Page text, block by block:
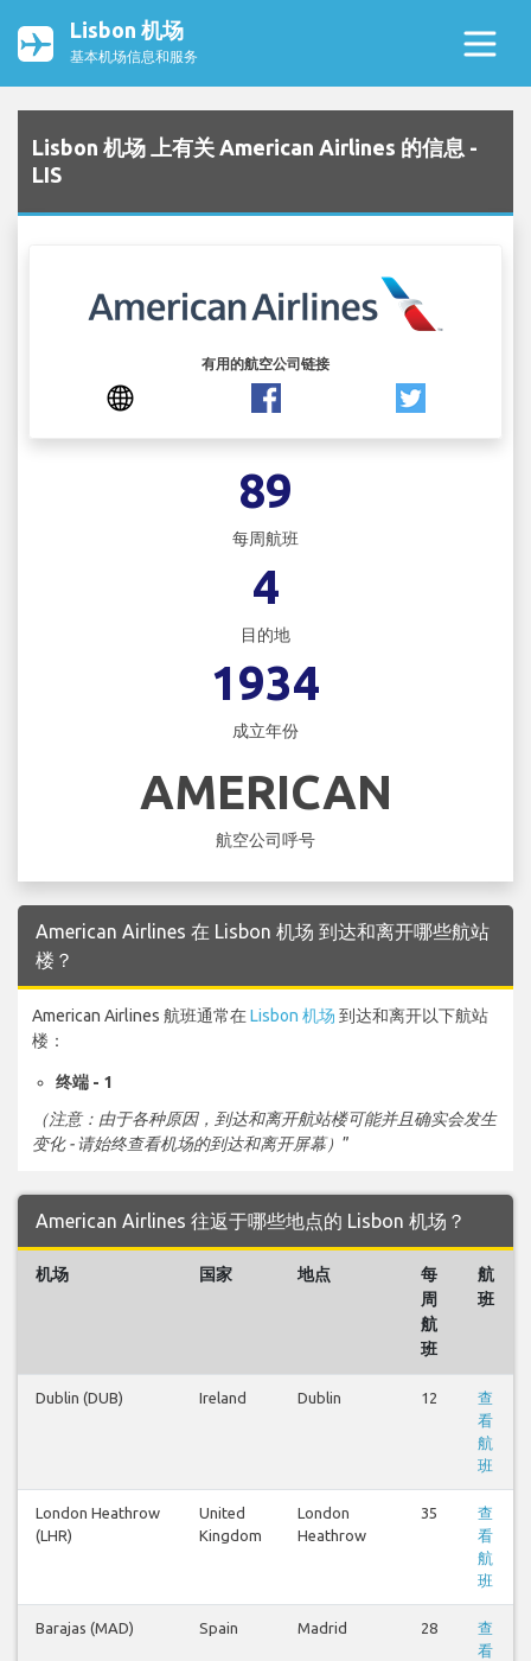
Lisbon 机场
基本机场信息和服务
Lisbon 机场 上有关 American Airlines 的信息 -
LIS
有用的航空公司链接
89
每周航班
4
目的地
1934
成立年份
AMERICAN
航空公司呼号
American Airlines 在 Lisbon 机场 到达和离开哪些航站
楼？
American Airlines 航班通常在Lisbon 机场 到达和离开以下航站
楼：
终端 - 1
（注意：由于各种原因，到达和离开航站楼可能并且确实会发生
变化 - 请始终查看机场的到达和离开屏幕） ”
American Airlines 往返于哪些地点的 Lisbon 机场？
机场 国家 地点
每
周
航
班
航
班
Dublin (DUB) Ireland Dublin 12
查
看
航
班
London Heathrow
(LHR)
United
Kingdom
London
Heathrow
35
查
看
航
班
Barajas (MAD) Spain Madrid 28
查
看